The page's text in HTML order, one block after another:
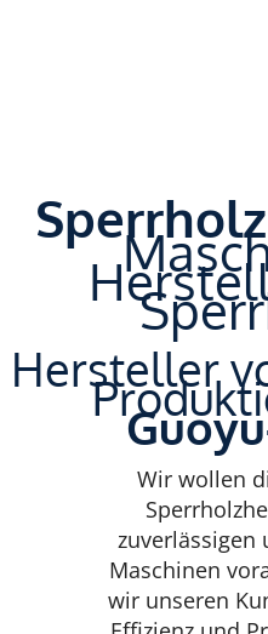
Hersteller
Wir wollen
zuverlässigen
Maschinen
wir unseren